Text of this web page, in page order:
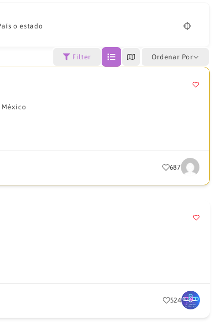
o estado
Filter Ordenar Por
687
524